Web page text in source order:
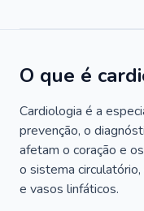
O que é
Cardiologia é a
prevenção, o
afetam o coração e
o sistema
e vasos linfáticos.